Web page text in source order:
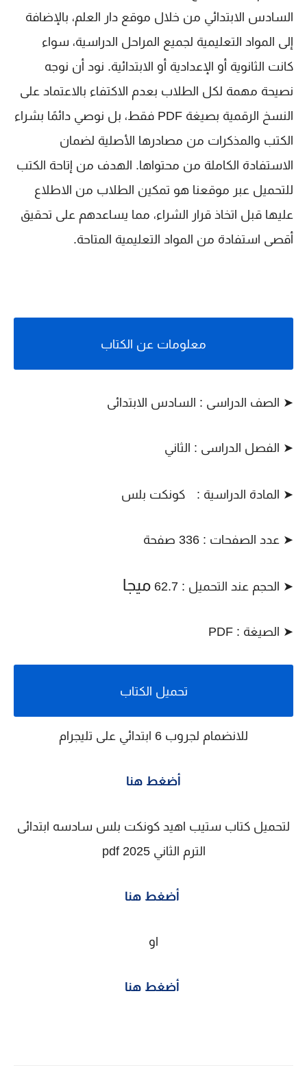
السادس الابتدائي من خلال موقع دار العلم، بالإضافة
إلى المواد التعليمية لجميع المراحل الدراسية، سواء
كانت الثانوية أو الإعدادية أو الابتدائية. نود أن نوجه
نصيحة مهمة لكل الطلاب بعدم الاكتفاء بالاعتماد على
النسخ الرقمية بصيغة PDF فقط، بل نوصي دائمًا بشراء
الكتب والمذكرات من مصادرها الأصلية لضمان
الاستفادة الكاملة من محتواها. الهدف من إتاحة الكتب
للتحميل عبر موقعنا هو تمكين الطلاب من الاطلاع
عليها قبل اتخاذ قرار الشراء، مما يساعدهم على تحقيق
أقصى استفادة من المواد التعليمية المتاحة.
معلومات عن الكتاب
➤ الصف الدراسى : السادس الابتدائى
➤ الفصل الدراسى : الثاني
➤ المادة الدراسية : كونكت بلس
➤ عدد الصفحات : 336 صفحة
➤ الحجم عند التحميل : 62.7 ميجا
➤ الصيغة : PDF
تحميل الكتاب
للانضمام لجروب 6 ابتدائي على تليجرام
أضغط هنا
لتحميل كتاب ستيب اهيد كونكت بلس سادسه ابتدائى
الترم الثاني 2025 pdf
أضغط هنا
او
أضغط هنا